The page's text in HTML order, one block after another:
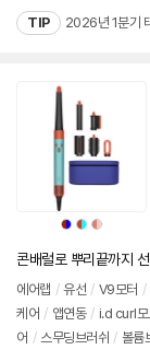
TIP 2026년 1분기
상
품
상
상
품
상
상
품
상
상
품
상
상
품
상
상
품
상
콘배럴로 뿌리끝까지
에어랩 / 유선 / V9모터 /
케어 / 앱연동 / i.d curl모
어 / 스무딩브러쉬 / 볼륨